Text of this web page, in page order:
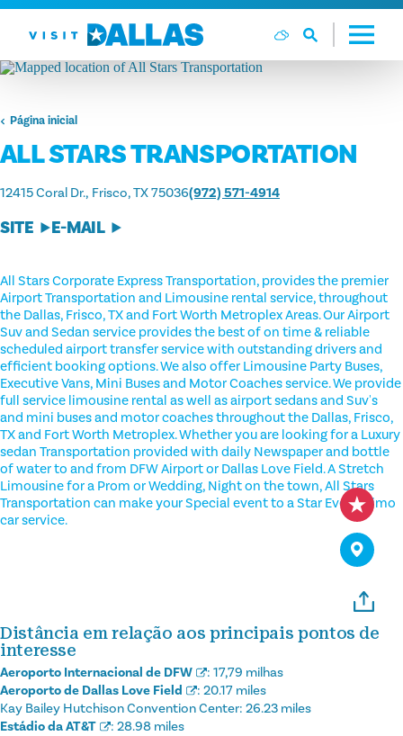
Ir diretamente para o conteúdo
Página inicial
ALL STARS TRANSPORTATION
12415 Coral Dr. Frisco, TX 75036(972) 571-4914
SITE E-MAIL
All Stars Corporate Express Transportation, provides the premier
Airport Transportation and Limousine rental service, throughout
the Dallas, Frisco, TX and Fort Worth Metroplex Areas. Our Airport
Suv and Sedan service provides the best of on time & reliable
scheduled airport transfer service with outstanding drivers and
efficient booking options. We also offer Limousine Party Buses,
Executive Vans, Mini Buses and Motor Coaches service. We provide
full service limousine rental as well as airport sedans and Suv's
and mini buses and motor coaches throughout the Dallas, Frisco,
TX and Fort Worth Metroplex. Whether you are looking for a Luxury
sedan Transportation provided with daily Newspaper and bottle
of water to and from DFW Airport or Dallas Love Field. A Stretch
Limousine for a Prom or Wedding, Night on the town, All Stars
Transportation can make your Special event to a Star Event. Limo
car service.
Distância em relação aos principais pontos de
interesse
Aeroporto Internacional de DFW : 17,79 milhas
Aeroporto de Dallas Love Field
: 20.17 miles
Kay Bailey Hutchison Convention Center: 26.23 miles
Estádio da AT&T
: 28.98 miles